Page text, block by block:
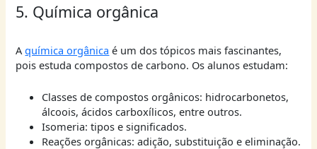
5. Química orgânica
Aquímica orgânica é um dos tópicos mais fascinantes,
pois estuda compostos de carbono. Os alunos estudam:
Classes de compostos orgânicos: hidrocarbonetos,
álcoois, ácidos carboxílicos, entre outros.
Isomeria: tipos e significados.
Reações orgânicas: adição, substituição e eliminação.